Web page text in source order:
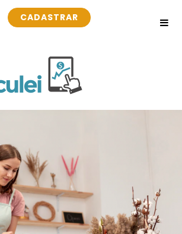
CADASTRAR